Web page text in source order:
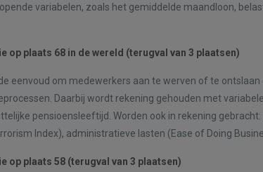
variabelen, zoals het gemiddelde maandloon,
op plaats 68 in de wereld (terugval van 3 plaatsen)
eenvoud om medewerkers aan te werven of te
Daarbij wordt rekening gehouden met
pensioensleeftijd. Worden ook in rekening
Index), administratieve lasten (Ease of Doing
op plaats 58 (terugval van 3 plaatsen)